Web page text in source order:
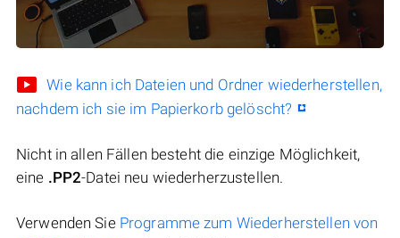
Wie kann ich Dateien und Ordner wiederherstellen,
nachdem ich sie im Papierkorb gelöscht?
Nicht in allen Fällen besteht die einzige Möglichkeit,
eine .PP2-Datei neu wiederherzustellen.
Verwenden Sie Programme zum Wiederherstellen von